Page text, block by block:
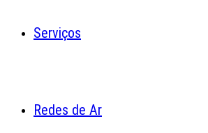
Serviços
Redes de Ar